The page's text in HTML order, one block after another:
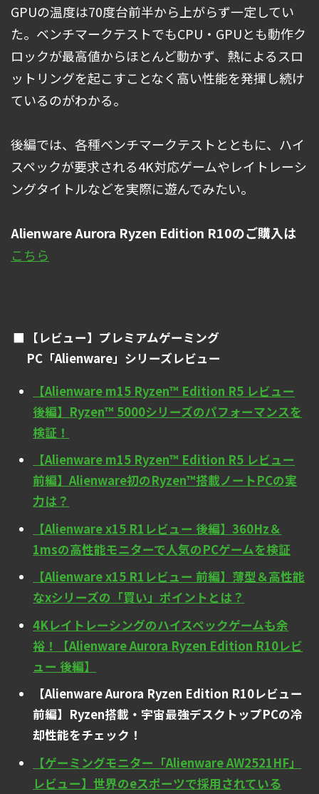
GPUの温度は70度台前半から上がらず一定してい
た。ベンチマークテストでもCPU・GPUとも動作ク
ロックが最高値からほとんど動かず、熱によるスロ
ットリングを起こすことなく高い性能を発揮し続け
ているのがわかる。
後編では、各種ベンチマークテストとともに、ハイ
スペックが要求される4K対応ゲームやレイトレーシ
ングタイトルなどを実際に遊んでみたい。
Alienware Aurora Ryzen Edition R10のご購入は
こちら
【レビュー】プレミアムゲーミング
PC「Alienware」シリーズレビュー
【Alienware m15 Ryzen™ Edition R5 レビュー
後編】Ryzen™ 5000シリーズのパフォーマンスを
検証！
【Alienware m15 Ryzen™ Edition R5 レビュー
前編】Alienware初のRyzen™搭載ノートPCの実
力は？
【Alienware x15 R1レビュー 後編】360Hz＆
1msの高性能モニターで人気のPCゲームを検証
【Alienware x15 R1レビュー 前編】薄型＆高性能
なxシリーズの「買い」ポイントとは？
4Kレイトレーシングのハイスペックゲームも余
裕！【Alienware Aurora Ryzen Edition R10レビ
ュー 後編】
【Alienware Aurora Ryzen Edition R10レビュー
前編】Ryzen搭載・宇宙最強デスクトップPCの冷
却性能をチェック！
【ゲーミングモニター「Alienware AW2521HF」
レビュー】世界のeスポーツで採用されている